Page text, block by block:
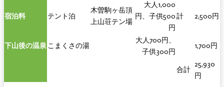
宿泊料 テント泊
木曽駒ヶ岳頂
上山荘テン場
大人1,000
円、子供500
円
計 2,500円
下山後の温泉こまくさの湯
大人700円、
子供300円
1,700円
合計
25,930
円